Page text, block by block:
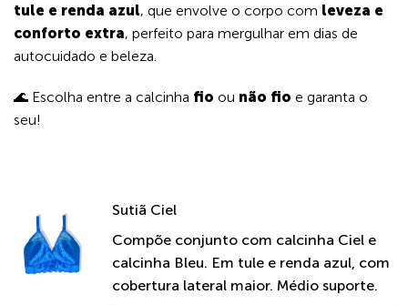
tule e renda azul, que envolve o corpo com leveza e
conforto extra, perfeito para mergulhar em dias de
autocuidado e beleza.
🌊 Escolha entre a calcinha fio ou não fio e garanta o
seu!
Sutiã Ciel
Compõe conjunto com calcinha Ciel e
calcinha Bleu. Em tule e renda azul, com
cobertura lateral maior. Médio suporte.